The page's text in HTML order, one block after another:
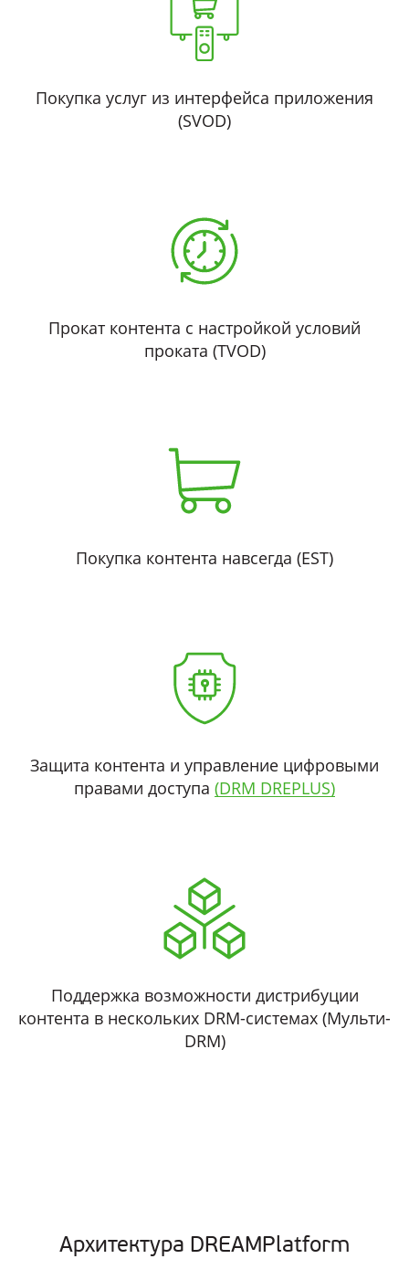
Покупка услуг из интерфейса приложения
(SVOD)
Прокат контента с настройкой условий
проката (TVOD)
Покупка контента навсегда (EST)
Защита контента и управление цифровыми
правами доступа (DRM DREPLUS)
Поддержка возможности дистрибуции
контента в нескольких DRM-системах (Мульти-
DRM)
Архитектура DREAMPlatform